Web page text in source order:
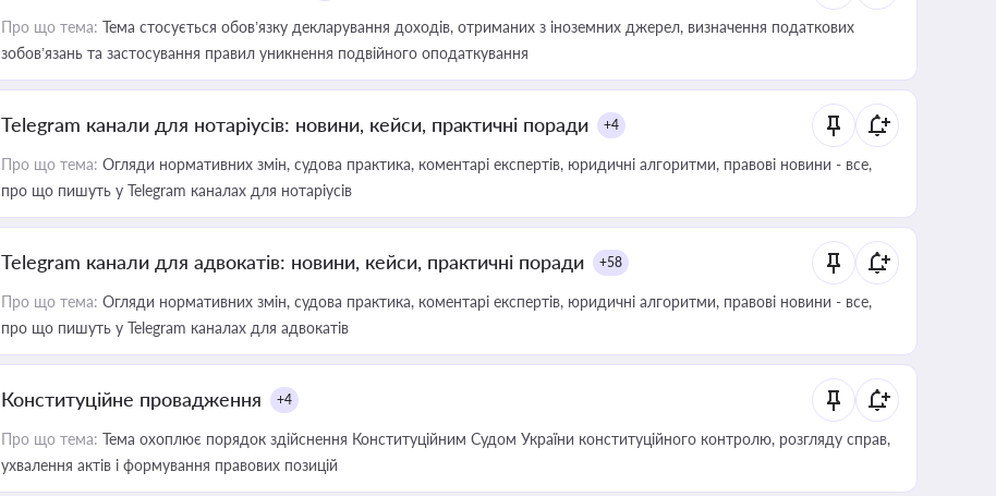
Про що тема: Тема стосується обов’язку декларування доходів, отриманих з іноземних джерел, визначення податкових
зобов’язань та застосування правил уникнення подвійного оподаткування
Telegram канали для нотаріусів: новини, кейси, практичні поради +4
Про що тема: Огляди нормативних змін, судова практика, коментарі експертів, юридичні алгоритми, правові новини - все,
про що пишуть у Telegram каналах для нотаріусів
Telegram канали для адвокатів: новини, кейси, практичні поради +58
Про що тема: Огляди нормативних змін, судова практика, коментарі експертів, юридичні алгоритми, правові новини - все,
про що пишуть у Telegram каналах для адвокатів
Конституційне провадження +4
Про що тема: Тема охоплює порядок здійснення Конституційним Судом України конституційного контролю, розгляду справ,
ухвалення актів і формування правових позицій